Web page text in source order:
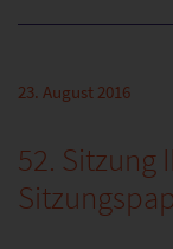
23. August 2016
52. Sitzung